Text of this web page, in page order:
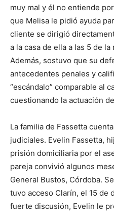
muy mal y él no entiende
que Melisa le pidió ayuda
cliente se dirigió
a la casa de ella a las 5 de
Además, sostuvo que su
antecedentes penales y
“escándalo” comparable al
cuestionando la actuación
La familia de Fassetta
judiciales. Evelin Fassetta,
prisión domiciliaria por el
pareja convivió algunos
General Bustos, Córdoba.
tuvo acceso Clarín, el 15 de
fuerte discusión, Evelin le